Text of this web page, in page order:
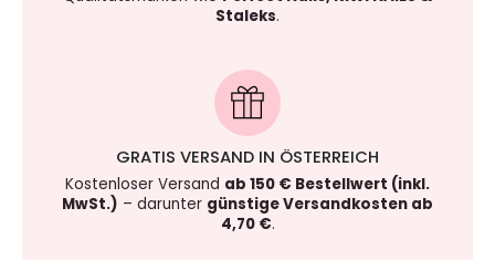
Staleks.
GRATIS VERSAND IN ÖSTERREICH
Kostenloser Versand ab 150 € Bestellwert (inkl.
MwSt.) – darunter günstige Versandkosten ab
4,70 €.